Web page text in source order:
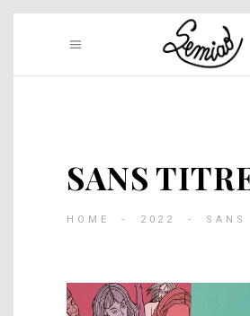
SANS
HOME - 2022 - SANS